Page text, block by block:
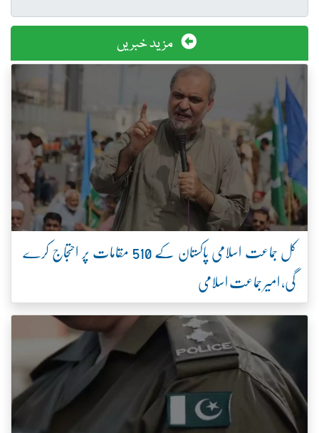
مزید خبریں
کل جماعت اسلامی پاکستان کے 510 مقامات پر احتجاج کرے
گی، امیر جماعت اسلامی